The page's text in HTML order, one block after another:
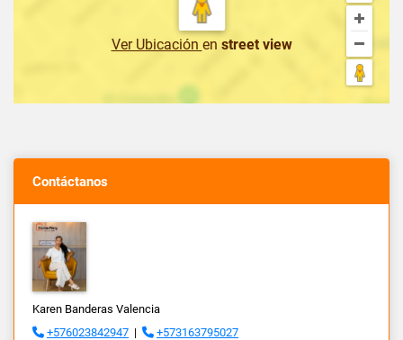
Ver Ubicación en street view
Contáctanos
Karen Banderas Valencia
+576023842947 |
+573163795027